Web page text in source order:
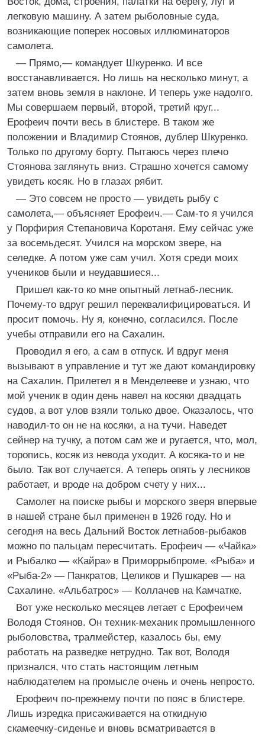
легковую машину. А затем рыболовные суда,
возникающие поперек носовых иллюминаторов
самолета.
— Прямо,— командует Шкуренко. И все
восстанавливается. Но лишь на несколько минут, а
затем вновь земля в наклоне. И теперь уже надолго.
Мы совершаем первый, второй, третий круг...
Ерофеич почти весь в блистере. В таком же
положении и Владимир Стоянов, дублер Шкуренко.
Только по другому борту. Пытаюсь через плечо
Стоянова заглянуть вниз. Страшно хочется самому
увидеть косяк. Но в глазах рябит.
— Это совсем не просто — увидеть рыбу с
самолета,— объясняет Ерофеич.— Сам-то я учился
у Порфирия Степановича Коротаня. Ему сейчас уже
за восемьдесят. Учился на морском звере, на
селедке. А потом уже сам учил. Хотя среди моих
учеников были и неудавшиеся...
Пришел как-то ко мне опытный летнаб-лесник.
Почему-то вдруг решил переквалифицироваться. И
просит помочь. Ну я, конечно, согласился. После
учебы отправили его на Сахалин.
Проводил я его, а сам в отпуск. И вдруг меня
вызывают в управление и тут же дают командировку
на Сахалин. Прилетел я в Менделееве и узнаю, что
мой ученик в один день навел на косяки двадцать
судов, а вот улов взяли только двое. Оказалось, что
наводил-то он не на косяки, а на тучи. Наведет
сейнер на тучку, а потом сам же и ругается, что, мол,
торопись, косяк из невода уходит. А косяка-то и не
было. Так вот случается. А теперь опять у лесников
работает, и вроде на добром счету у них...
Самолет на поиске рыбы и морского зверя впервые
в нашей стране был применен в 1926 году. Но и
сегодня на весь Дальний Восток летнабов-рыбаков
можно по пальцам пересчитать. Ерофеич — «Чайка»
и Рыбалко — «Кайра» в Приморрыбпроме. «Рыба» и
«Рыба-2» — Панкратов, Целиков и Пушкарев — на
Сахалине. «Альбатрос» — Коллачев на Камчатке.
Вот уже несколько месяцев летает с Ерофеичем
Володя Стоянов. Он техник-механик промышленного
рыболовства, тралмейстер, казалось бы, ему
работать на разведке нетрудно. Так вот, Володя
признался, что стать настоящим летным
наблюдателем на промысле очень и очень непросто.
Ерофеич по-прежнему почти по пояс в блистере.
Лишь изредка присаживается на откидную
скамеечку-сиденье и вновь всматривается в